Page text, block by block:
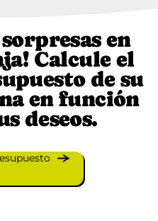
sorpresas en
Calcule el
de su
en función
deseos.